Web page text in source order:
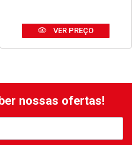
VER PREÇO
nossas ofertas!